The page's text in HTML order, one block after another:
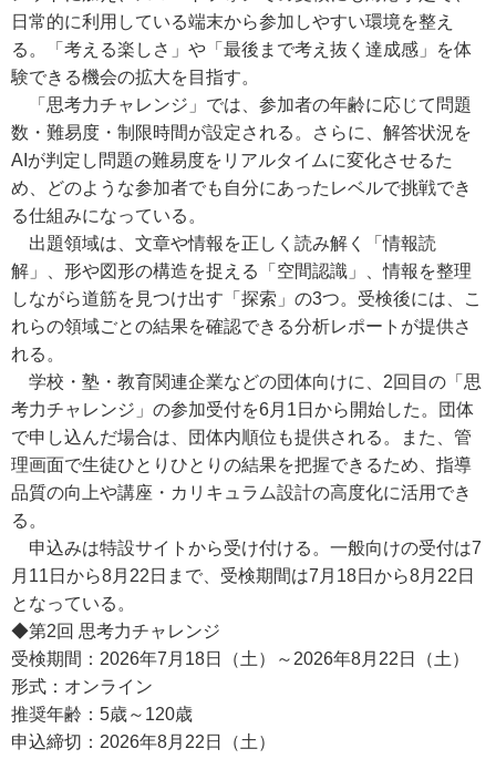
日常的に利用している端末から参加しやすい環境を整え
る。「考える楽しさ」や「最後まで考え抜く達成感」を体
験できる機会の拡大を目指す。
「思考力チャレンジ」では、参加者の年齢に応じて問題
数・難易度・制限時間が設定される。さらに、解答状況を
AIが判定し問題の難易度をリアルタイムに変化させるた
め、どのような参加者でも自分にあったレベルで挑戦でき
る仕組みになっている。
出題領域は、文章や情報を正しく読み解く「情報読
解」、形や図形の構造を捉える「空間認識」、情報を整理
しながら道筋を見つけ出す「探索」の3つ。受検後には、こ
れらの領域ごとの結果を確認できる分析レポートが提供さ
れる。
学校・塾・教育関連企業などの団体向けに、2回目の「思
考力チャレンジ」の参加受付を6月1日から開始した。団体
で申し込んだ場合は、団体内順位も提供される。また、管
理画面で生徒ひとりひとりの結果を把握できるため、指導
品質の向上や講座・カリキュラム設計の高度化に活用でき
る。
申込みは特設サイトから受け付ける。一般向けの受付は7
月11日から8月22日まで、受検期間は7月18日から8月22日
となっている。
◆第2回 思考力チャレンジ
受検期間：2026年7月18日（土）～2026年8月22日（土）
形式：オンライン
推奨年齢：5歳～120歳
申込締切：2026年8月22日（土）